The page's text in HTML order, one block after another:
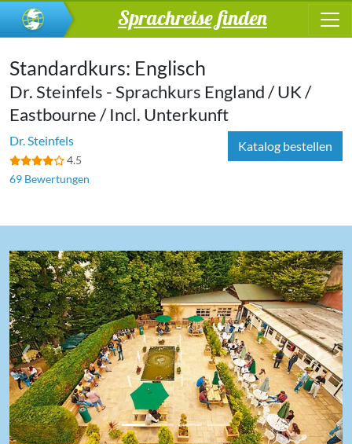
Sprachreise finden
Standardkurs: Englisch
Dr. Steinfels - Sprachkurs England / UK /
Eastbourne / Incl. Unterkunft
Dr. Steinfels
4.5
69 Bewertungen
Katalog bestellen
‹ ›